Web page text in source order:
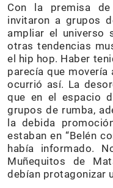
Con la premisa
invitaron a grupos
ampliar el universo
otras tendencias
el hip hop. Haber
parecía que
ocurrió así. La
que en el espacio
grupos de rumba,
la debida
estaban en “Belén
había informado.
Muñequitos de
debían protagonizar